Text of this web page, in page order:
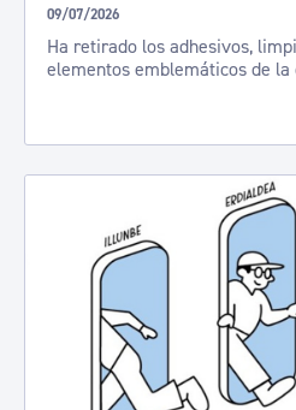
09/07/2026
Ha retirado los adhesivos,
elementos emblemáticos de la